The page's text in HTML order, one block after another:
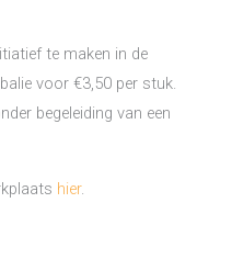
te maken in de
voor €3,50 per stuk.
begeleiding van een
hier.